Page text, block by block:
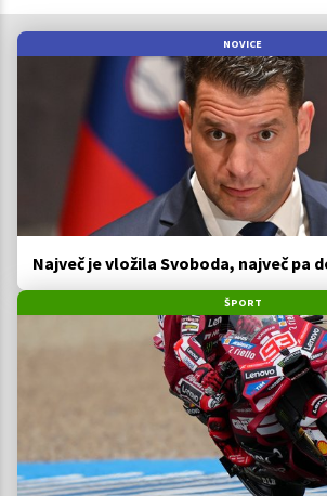
NOVICE
Največ je vložila Svoboda, največ pa
ŠPORT